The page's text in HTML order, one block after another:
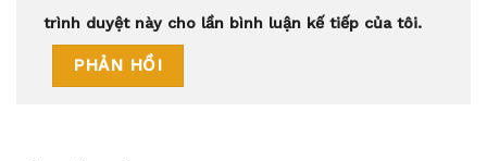
trình duyệt này cho lần bình luận kế tiếp của tôi.